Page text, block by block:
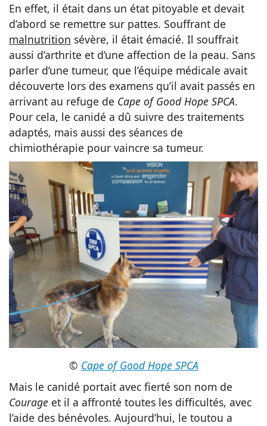
En effet, il était dans un état pitoyable et devait
d’abord se remettre sur pattes. Souffrant de
malnutrition sévère, il était émacié. Il souffrait
aussi d’arthrite et d’une affection de la peau. Sans
parler d’une tumeur, que l’équipe médicale avait
découverte lors des examens qu’il avait passés en
arrivant au refuge de Cape of Good Hope SPCA.
Pour cela, le canidé a dû suivre des traitements
adaptés, mais aussi des séances de
chimiothérapie pour vaincre sa tumeur.
© Cape of Good Hope SPCA
Mais le canidé portait avec fierté son nom de
Courage et il a affronté toutes les difficultés, avec
l’aide des bénévoles. Aujourd’hui, le toutou a